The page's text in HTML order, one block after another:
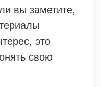
вы заметите,
это
свою